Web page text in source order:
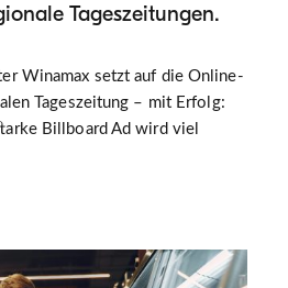
Tageszeitungen.
Winamax setzt auf die Online-
Tageszeitung – mit Erfolg:
Billboard Ad wird viel